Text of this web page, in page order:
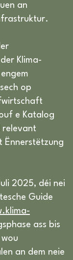
an
Klima-
op
e Katalog
relevant
Ënnerstëtzung
2025, déi nei
Guide
ass bis
an dem neie